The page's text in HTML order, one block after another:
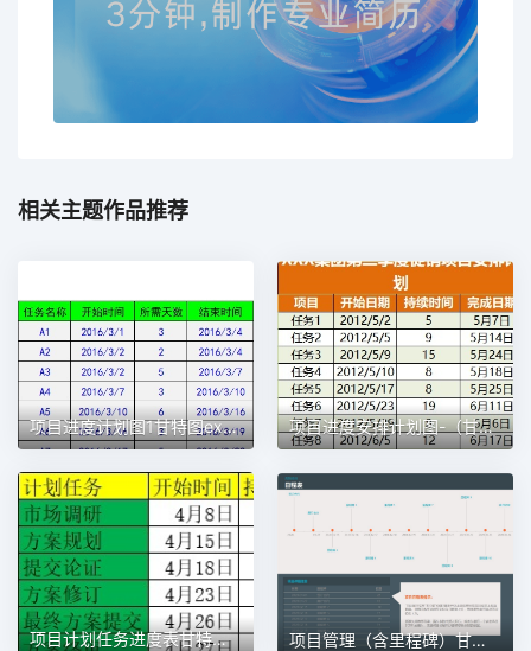
相关主题作品推荐
项目进度计划图1甘特图excel模板 项目进度安排计划图-（甘特图）1甘特图excel模板
项目计划任务进度表甘特图1甘特图excel模板 项目管理（含里程碑）甘特图excel模板